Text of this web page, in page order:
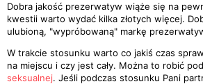
Dobra jakość prezerwatyw wiąże się na
kwestii warto wydać kilka złotych więcej.
ulubioną, "wypróbowaną" markę
W trakcie stosunku warto co jakiś czas
na miejscu i czy jest cały. Można to robić
seksualnej. Jeśli podczas stosunku Pani